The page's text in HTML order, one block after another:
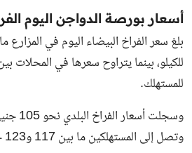
أسعار بورصة الدواجن اليوم
للمستهلك.
وسجلت
وتصل إلى المستهلكين ما بين 117 و123 جنيهًا.